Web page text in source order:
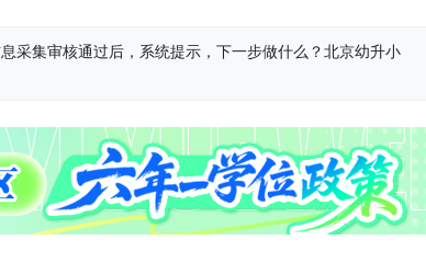
采集审核通过后，系统提示，下一步做什么？北京幼升小